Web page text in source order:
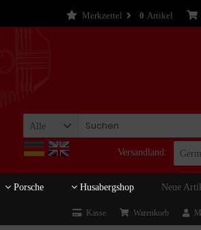
Merkzettel 0 Artikel
Alle
Versandland:
Porsche Husabergshop Neue
Warenkorb
Kasse